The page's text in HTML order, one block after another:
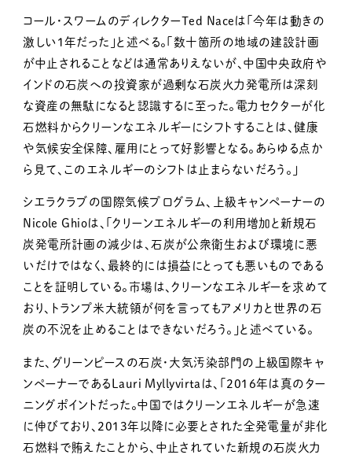
コール・スワームのディレクターTed Naceは「今年は動きの
激しい1年だった」と述べる。「数十箇所の地域の建設計画
が中止されることなどは通常ありえないが、中国中央政府や
インドの石炭への投資家が過剰な石炭火力発電所は深刻
な資産の無駄になると認識するに至った。電力セクターが化
石燃料からクリーンなエネルギーにシフトすることは、健康
や気候安全保障、雇用にとって好影響となる。あらゆる点か
ら見て、このエネルギーのシフトは止まらないだろう。」
シエラクラブの国際気候プログラム、上級キャンペーナーの
Nicole Ghioは、「クリーンエネルギーの利用増加と新規石
炭発電所計画の減少は、石炭が公衆衛生および環境に悪
いだけではなく、最終的には損益にとっても悪いものである
ことを証明している。市場は、クリーンなエネルギーを求めて
おり、トランプ米大統領が何を言ってもアメリカと世界の石
炭の不況を止めることはできないだろう。」と述べている。
また、グリーンピースの石炭・大気汚染部門の上級国際キャ
ンペーナーであるLauri Myllyvirtaは、「2016年は真のター
ニングポイントだった。中国ではクリーンエネルギーが急速
に伸びており、2013年以降に必要とされた全発電量が非化
石燃料で賄えたことから、中止されていた新規の石炭火力